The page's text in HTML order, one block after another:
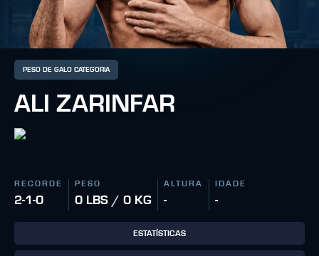
PESO DE GALO CATEGORIA
ALI ZARINFAR
RECORDE
2-1-0
PESO
0 LBS / 0 KG
ALTURA
-
IDADE
-
ESTATÍSTICAS